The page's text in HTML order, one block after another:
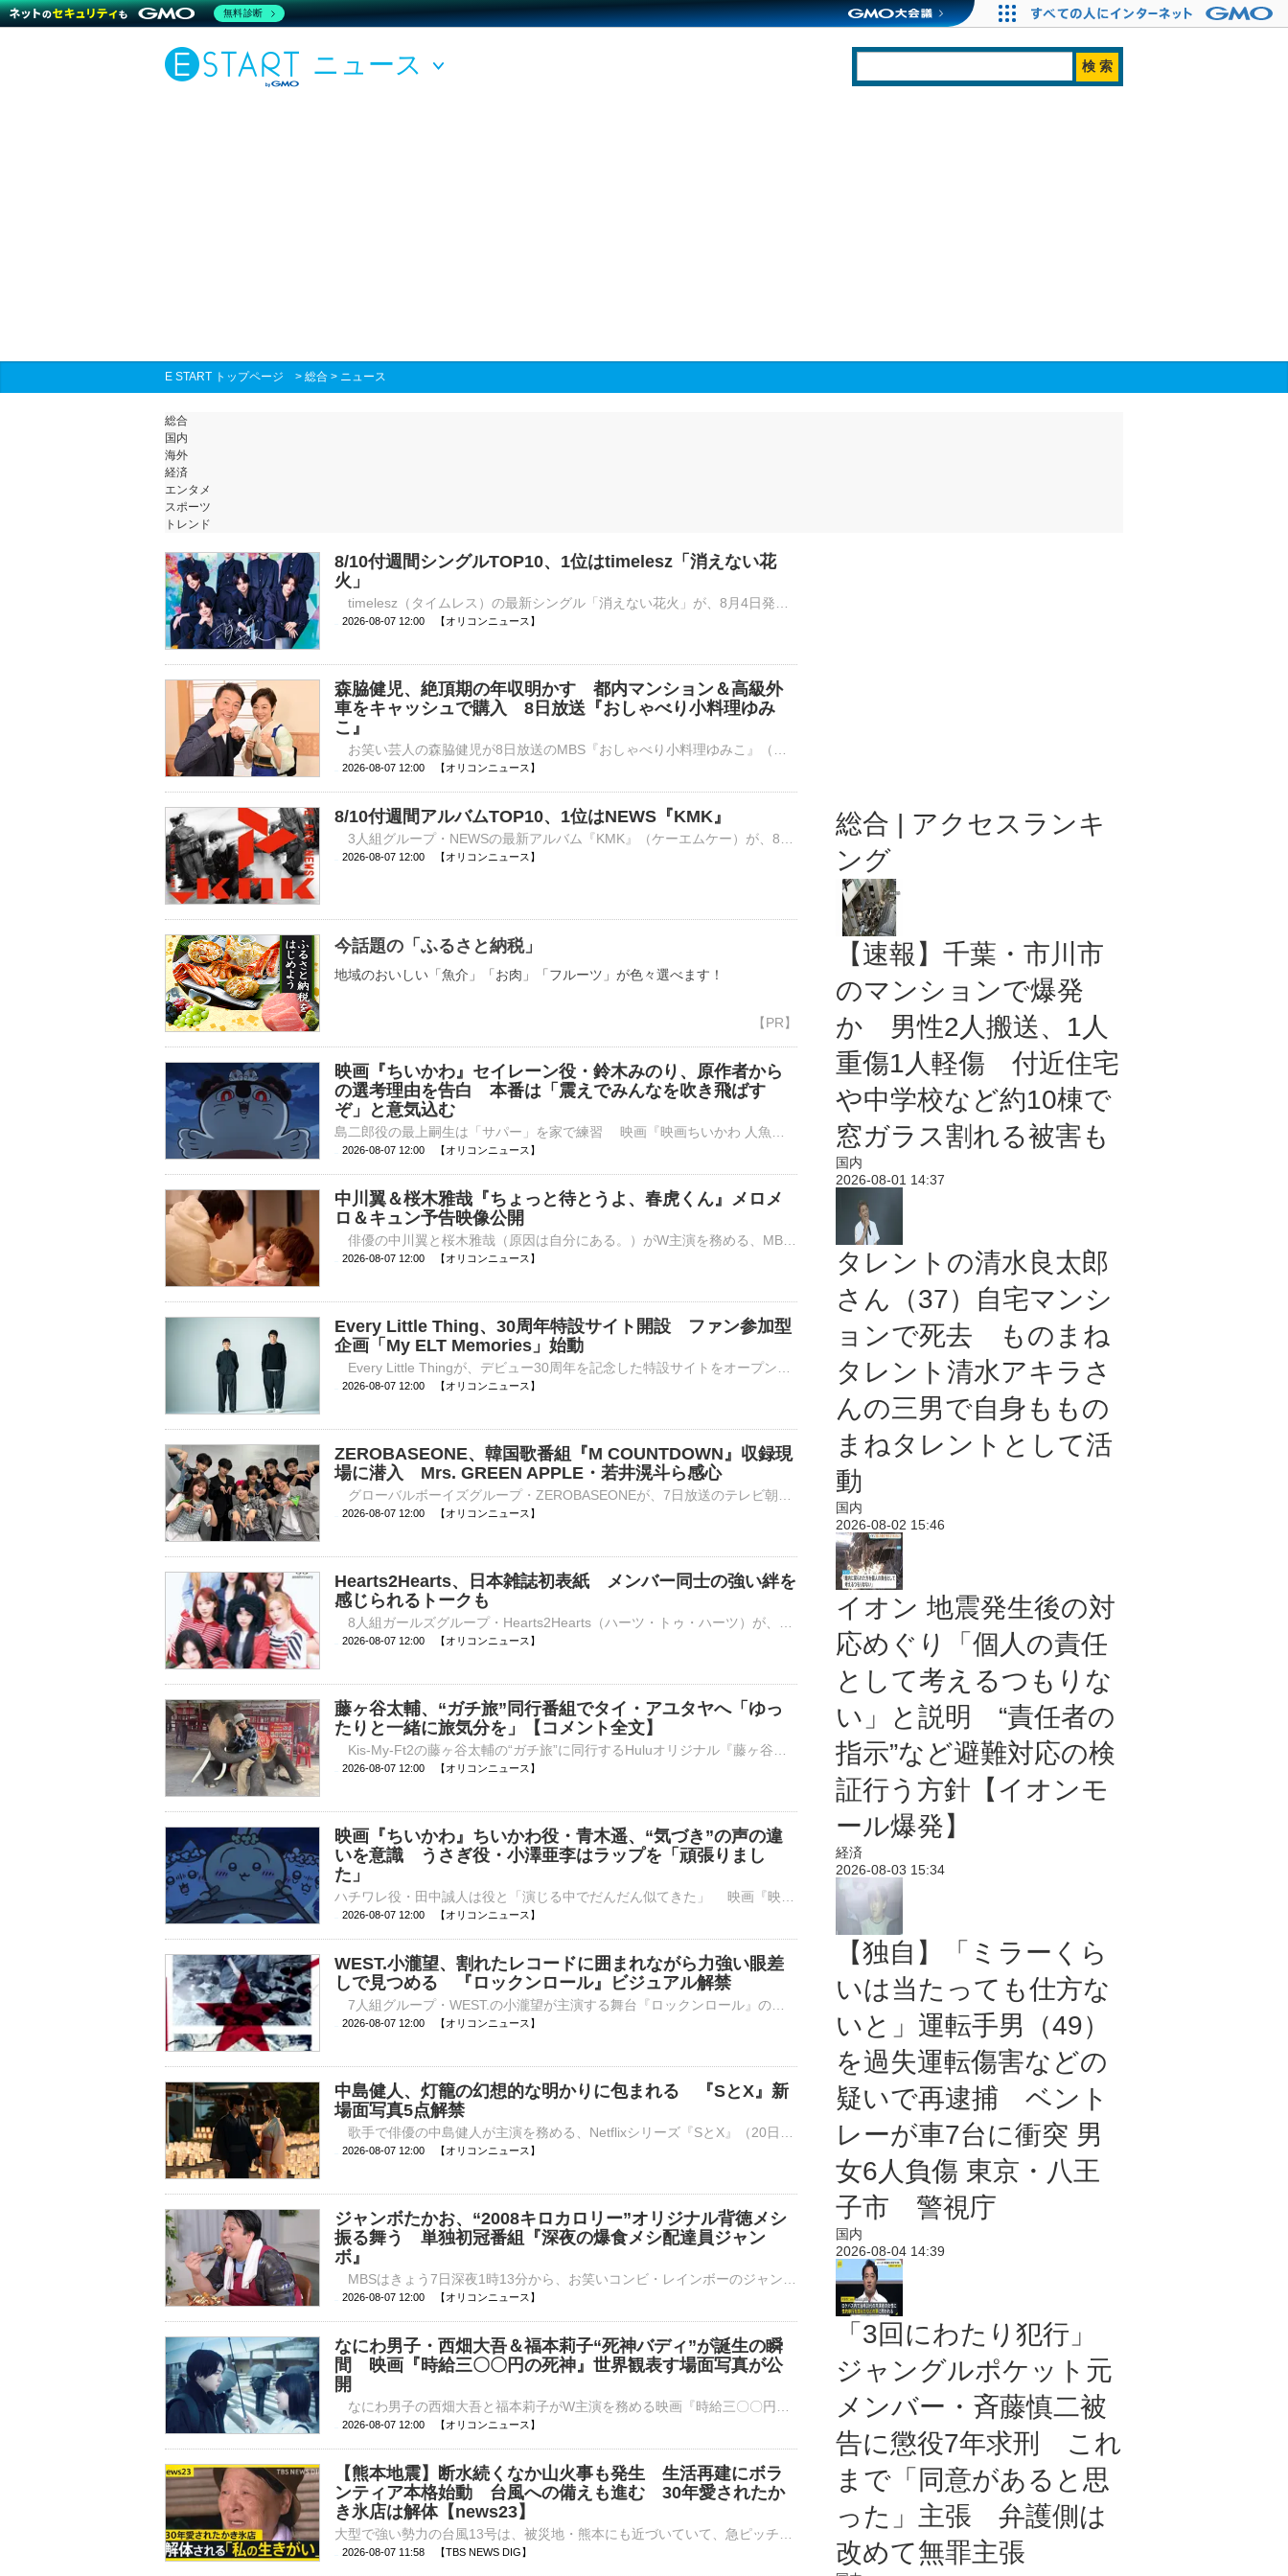
ニュース
E START トップページ > 総合 > ニュース
総合
国内
海外
経済
エンタメ
スポーツ
トレンド
8/10付週間シングルTOP10、1位はtimelesz「消えない花
火」
2026-08-07 12:00 【オリコンニュース】
森脇健児、絶頂期の年収明かす 都内マンション＆高級外
車をキャッシュで購入 8日放送『おしゃべり小料理ゆみ
こ』
2026-08-07 12:00 【オリコンニュース】
8/10付週間アルバムTOP10、1位はNEWS『KMK』
2026-08-07 12:00 【オリコンニュース】
今話題の「ふるさと納税」
地域のおいしい「魚介」「お肉」「フルーツ」が色々選べます！
映画『ちいかわ』セイレーン役・鈴木みのり、原作者から
の選考理由を告白 本番は「震えでみんなを吹き飛ばす
ぞ」と意気込む
2026-08-07 12:00 【オリコンニュース】
中川翼＆桜木雅哉『ちょっと待とうよ、春虎くん』メロメ
ロ＆キュン予告映像公開
2026-08-07 12:00 【オリコンニュース】
Every Little Thing、30周年特設サイト開設 ファン参加型
企画「My ELT Memories」始動
2026-08-07 12:00 【オリコンニュース】
ZEROBASEONE、韓国歌番組『M COUNTDOWN』収録現
場に潜入 Mrs. GREEN APPLE・若井滉斗ら感心
2026-08-07 12:00 【オリコンニュース】
Hearts2Hearts、日本雑誌初表紙 メンバー同士の強い絆を
感じられるトークも
2026-08-07 12:00 【オリコンニュース】
藤ヶ谷太輔、“ガチ旅”同行番組でタイ・アユタヤへ「ゆっ
たりと一緒に旅気分を」【コメント全文】
2026-08-07 12:00 【オリコンニュース】
映画『ちいかわ』ちいかわ役・青木遥、“気づき”の声の違
いを意識 うさぎ役・小澤亜李はラップを「頑張りまし
た」
2026-08-07 12:00 【オリコンニュース】
WEST.小瀧望、割れたレコードに囲まれながら力強い眼差
しで見つめる 『ロックンロール』ビジュアル解禁
2026-08-07 12:00 【オリコンニュース】
中島健人、灯籠の幻想的な明かりに包まれる 『SとX』新
場面写真5点解禁
2026-08-07 12:00 【オリコンニュース】
ジャンボたかお、“2008キロカロリー”オリジナル背徳メシ
振る舞う 単独初冠番組『深夜の爆食メシ配達員ジャン
ボ』
2026-08-07 12:00 【オリコンニュース】
なにわ男子・西畑大吾＆福本莉子“死神バディ”が誕生の瞬
間 映画『時給三〇〇円の死神』世界観表す場面写真が公
開
2026-08-07 12:00 【オリコンニュース】
【熊本地震】断水続くなか山火事も発生 生活再建にボラ
ンティア本格始動 台風への備えも進む 30年愛されたか
き氷店は解体【news23】
2026-08-07 11:58 【TBS NEWS DIG】
総合 | アクセスランキ
ング
【速報】千葉・市川市
のマンションで爆発
か 男性2人搬送、1人
重傷1人軽傷 付近住宅
や中学校など約10棟で
窓ガラス割れる被害も
国内
2026-08-01 14:37
タレントの清水良太郎
さん（37）自宅マンシ
ョンで死去 ものまね
タレント清水アキラさ
んの三男で自身ももの
まねタレントとして活
動
国内
2026-08-02 15:46
イオン 地震発生後の対
応めぐり「個人の責任
として考えるつもりな
い」と説明 “責任者の
指示”など避難対応の検
証行う方針【イオンモ
ール爆発】
経済
2026-08-03 15:34
【独自】「ミラーくら
いは当たっても仕方な
いと」運転手男（49）
を過失運転傷害などの
疑いで再逮捕 ベント
レーが車7台に衝突 男
女6人負傷 東京・八王
子市 警視庁
国内
2026-08-04 14:39
「3回にわたり犯行」
ジャングルポケット元
メンバー・斉藤慎二被
告に懲役7年求刑 これ
まで「同意があると思
った」主張 弁護側は
改めて無罪主張
無料診断